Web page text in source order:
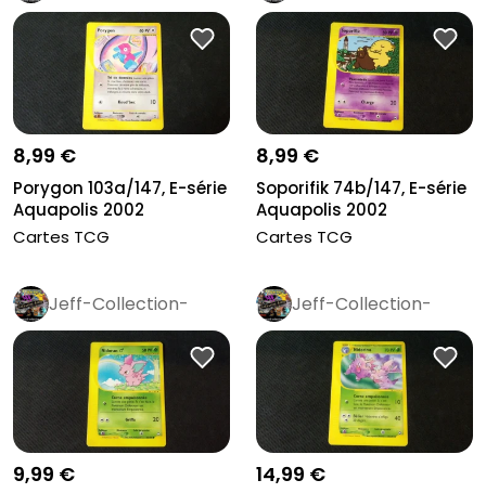
Rétro Pro
8,99 €
Porygon 103a/147, E-série
Aquapolis 2002
Cartes TCG
Rétro Pro
8,99 €
Soporifik 74b/147, E-série
Aquapolis 2002
Cartes TCG
Jeff-Collection-
Rétro Pro
9,99 €
Jeff-Collection-
Rétro Pro
14,99 €